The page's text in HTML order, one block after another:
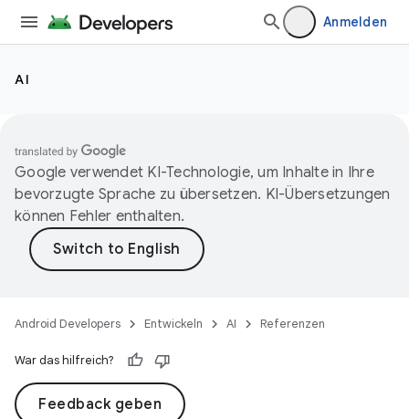
Anmelden
AI
Google verwendet KI-Technologie, um Inhalte in Ihre
bevorzugte Sprache zu übersetzen. KI-Übersetzungen
können Fehler enthalten.
Android Developers Entwickeln AI Referenzen
War das hilfreich?
Feedback geben